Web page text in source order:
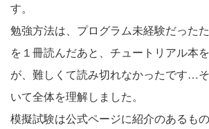
す。
勉強方法は、プログラム未経験だった
を１冊読んだあと、チュートリアル本を
が、難しくて読み切れなかったです…
いて全体を理解しました。
模擬試験は公式ページに紹介のあるもの